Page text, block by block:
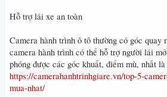
Hỗ trợ lái xe an toàn
Camera hành trình ô tô thường có góc quay
camera hành trình có thể hỗ trợ người lái
phóng được các góc khuất, điểm mù, nhất
https://camerahanhtrinhgiare.vn/top-5-
mua-nhat/